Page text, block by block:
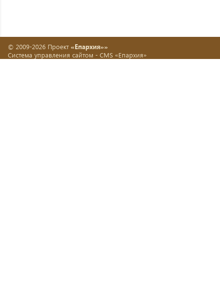
© 2009-2026 Проект «Епархия»»
Система управления сайтом - CMS «Епархия»